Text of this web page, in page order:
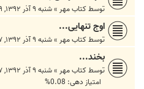
توسطکتاب مهر »شنبه ۹ آذر ۱۳۹۲, ۱:۱۹ ق.ظ
اوج تنهایی...
توسطکتاب مهر »شنبه ۹ آذر ۱۳۹۲, ۱۲:۴۷ ق.ظ
بخند...
توسطکتاب مهر »شنبه ۹ آذر ۱۳۹۲, ۱۲:۰۷ ق.ظ
امتیاز دهی: 0.08%